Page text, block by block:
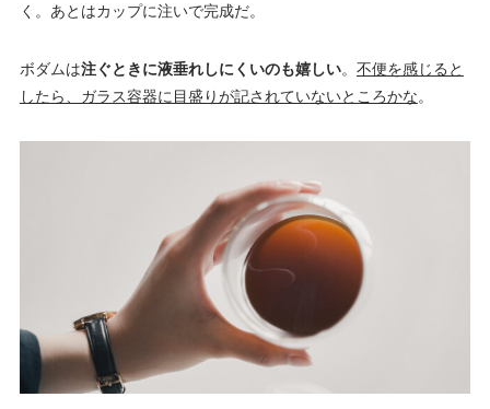
く。あとはカップに注いで完成だ。
ボダムは注ぐときに液垂れしにくいのも嬉しい。 不便を感じると
したら、ガラス容器に目盛りが記されていないところかな。